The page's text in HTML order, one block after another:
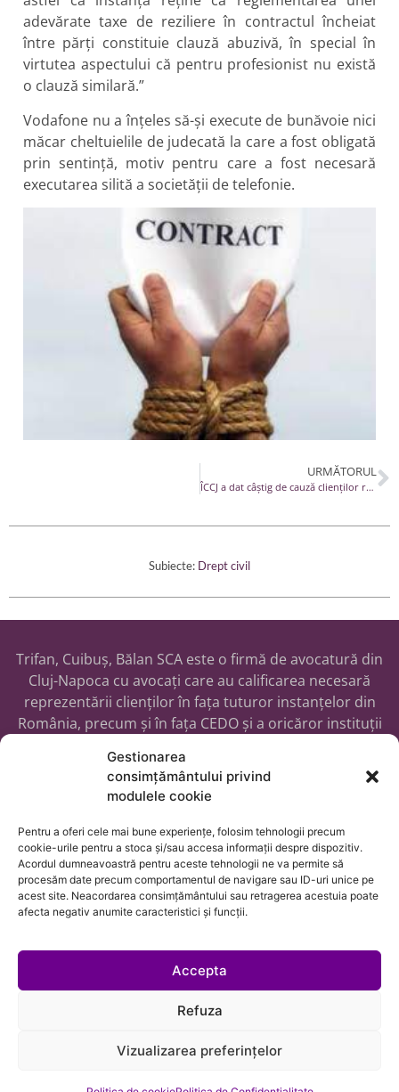
Gestionarea
consimțământului privind
modulele cookie
Pentru a oferi cele mai bune experiențe, folosim tehnologii precum
cookie-urile pentru a stoca și/sau accesa informații despre dispozitiv.
Acordul dumneavoastră pentru aceste tehnologii ne va permite să
procesăm date precum comportamentul de navigare sau ID-uri unice pe
acest site. Neacordarea consimțământului sau retragerea acestuia poate
afecta negativ anumite caracteristici și funcții.
Accepta
Refuza
Vizualizarea preferințelor
adevărate taxe de reziliere în contractul încheiat
între părţi constituie clauză abuzivă, în special în
virtutea aspectului că pentru profesionist nu există
o clauză similară.”
Vodafone nu a înțeles să-și execute de bunăvoie nici
măcar cheltuielile de judecată la care a fost obligată
prin sentință, motiv pentru care a fost necesară
executarea silită a societății de telefonie.
URMĂTORUL
ÎCCJ a dat câștig de cauză clienților reprezentați de avocații TAB LAW într-o speță GDPR de impact
Subiecte: Drept civil
Trifan, Cuibuș, Bălan SCA este o firmă de avocatură din
Cluj-Napoca cu avocați care au calificarea necesară
reprezentării clienților în fața tuturor instanțelor din
România, precum și în fața CEDO și a oricăror instituții
a ne ajuta clienții din orice țară cu nevoile juridice ale
acestora ori cu afacerile lor transfrontaliere